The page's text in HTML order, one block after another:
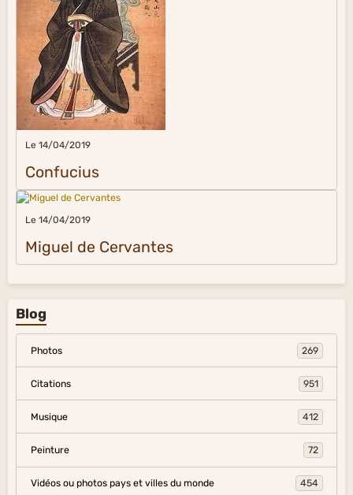
Le 14/04/2019
Confucius
Le 14/04/2019
Miguel de Cervantes
Blog
Photos 269
Citations 951
Musique 412
Peinture 72
Vidéos ou photos pays et villes du monde 454